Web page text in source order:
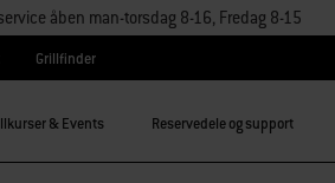
åben man-torsdag 8-16, Fredag 8-15
Grillfinder
& Events Reservedele og support